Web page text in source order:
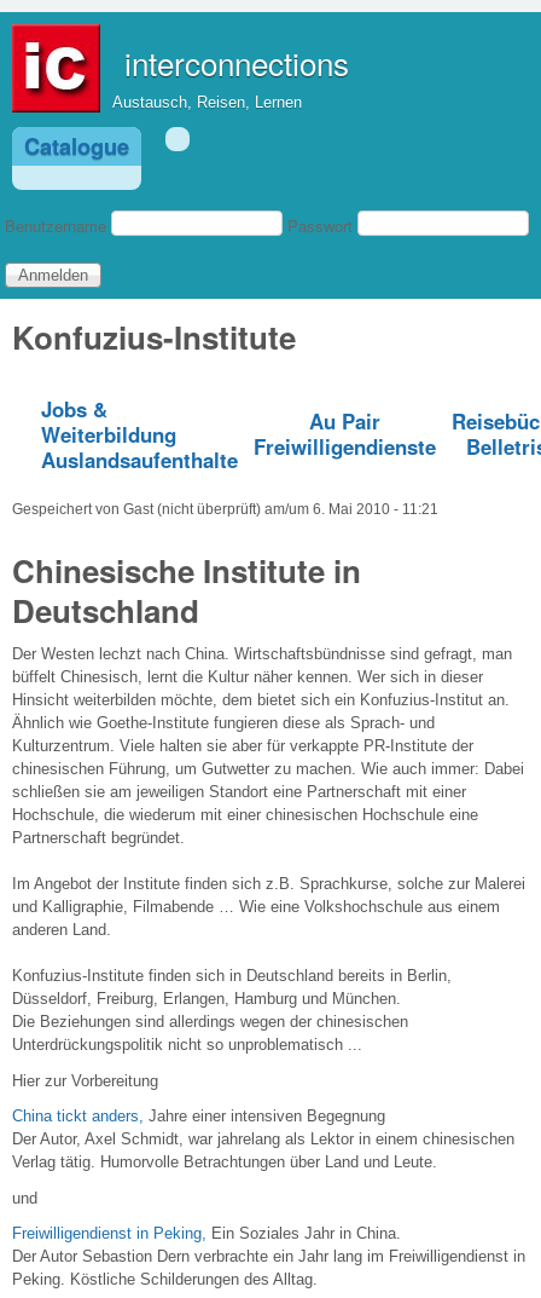
interconnections
Austausch, Reisen, Lernen
Catalogue
Benutzeranmeldung
Benutzername Passwort
Konfuzius-Institute
Jobs &
Weiterbildung
Auslandsaufenthalte
Au Pair
Freiwilligendienste
Gespeichert von Gast (nicht überprüft) am/um 6. Mai 2010 - 11:21
Chinesische Institute in
Deutschland
Der Westen lechzt nach China. Wirtschaftsbündnisse sind gefragt, man
büffelt Chinesisch, lernt die Kultur näher kennen. Wer sich in dieser
Hinsicht weiterbilden möchte, dem bietet sich ein Konfuzius-Institut an.
Ähnlich wie Goethe-Institute fungieren diese als Sprach- und
Kulturzentrum. Viele halten sie aber für verkappte PR-Institute der
chinesischen Führung, um Gutwetter zu machen. Wie auch immer: Dabei
schließen sie am jeweiligen Standort eine Partnerschaft mit einer
Hochschule, die wiederum mit einer chinesischen Hochschule eine
Partnerschaft begründet.
Im Angebot der Institute finden sich z.B. Sprachkurse, solche zur Malerei
und Kalligraphie, Filmabende … Wie eine Volkshochschule aus einem
anderen Land.
Konfuzius-Institute finden sich in Deutschland bereits in Berlin,
Düsseldorf, Freiburg, Erlangen, Hamburg und München.
Die Beziehungen sind allerdings wegen der chinesischen
Unterdrückungspolitik nicht so unproblematisch ...
Hier zur Vorbereitung
China tickt anders, Jahre einer intensiven Begegnung
Der Autor, Axel Schmidt, war jahrelang als Lektor in einem chinesischen
Verlag tätig. Humorvolle Betrachtungen über Land und Leute.
und
Freiwilligendienst in Peking, Ein Soziales Jahr in China.
Der Autor Sebastion Dern verbrachte ein Jahr lang im Freiwilligendienst in
Peking. Köstliche Schilderungen des Alltag.